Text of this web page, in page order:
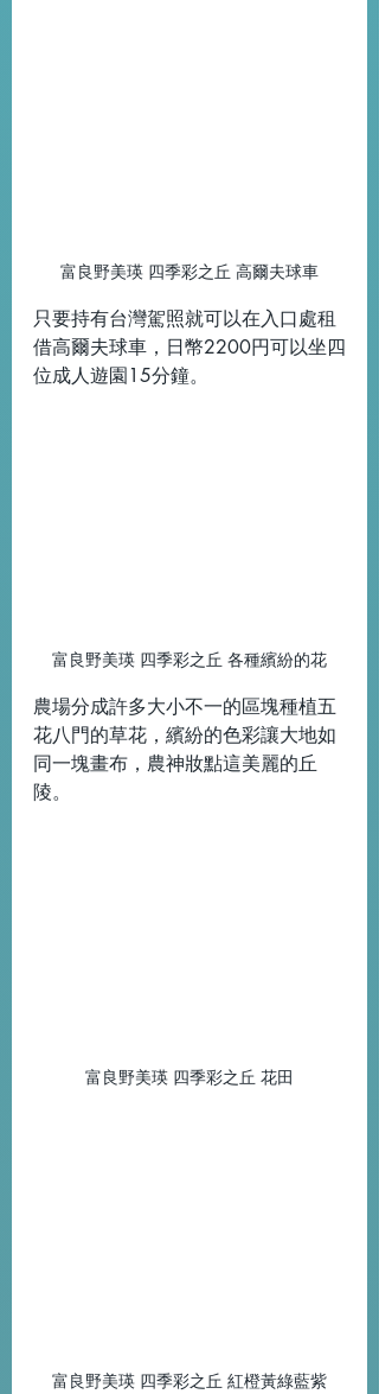
富良野美瑛 四季彩之丘 高爾夫球車
只要持有台灣駕照就可以在入口處租
借高爾夫球車，日幣2200円可以坐四
位成人遊園15分鐘。
富良野美瑛 四季彩之丘 各種繽紛的花
農場分成許多大小不一的區塊種植五
花八門的草花，繽紛的色彩讓大地如
同一塊畫布，農神妝點這美麗的丘
陵。
富良野美瑛 四季彩之丘 花田
富良野美瑛 四季彩之丘 紅橙黃綠藍紫